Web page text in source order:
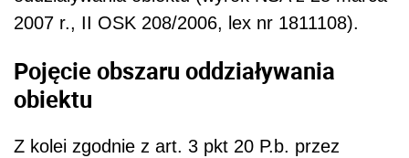
2007 r., II OSK 208/2006, lex nr 1811108).
Pojęcie obszaru oddziaływania
obiektu
Z kolei zgodnie z art. 3 pkt 20 P.b. przez